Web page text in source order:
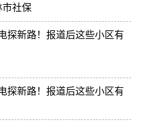
市社保
探新路！报道后这些小区有
探新路！报道后这些小区有